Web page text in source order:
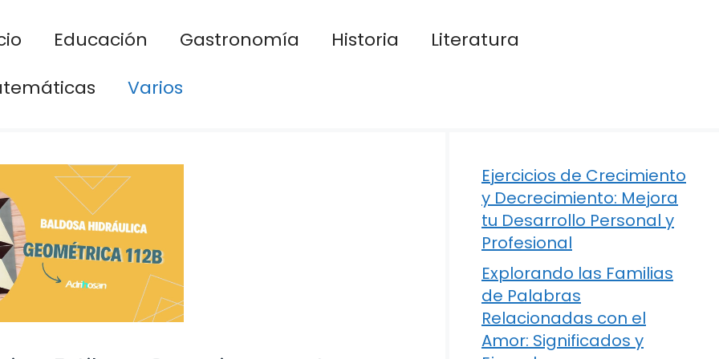
Educación Gastronomía Historia
Literatura
Varios
Ejercicios de Crecimiento
y Decrecimiento: Mejora
tu Desarrollo Personal y
Profesional
Explorando las Familias
de Palabras
Relacionadas con el
Amor: Significados y